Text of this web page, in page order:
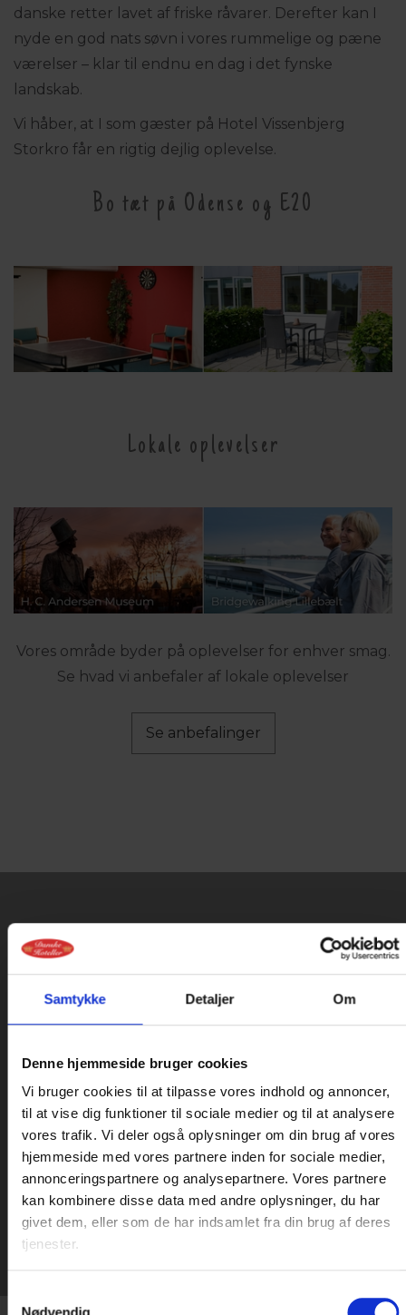
Samtykke Detaljer Om
Denne hjemmeside bruger cookies
Vi bruger cookies til at tilpasse vores indhold og annoncer,
til at vise dig funktioner til sociale medier og til at analysere
vores trafik. Vi deler også oplysninger om din brug af vores
hjemmeside med vores partnere inden for sociale medier,
annonceringspartnere og analysepartnere. Vores partnere
kan kombinere disse data med andre oplysninger, du har
givet dem, eller som de har indsamlet fra din brug af deres
tjenester.
Nødvendig
danske retter lavet af friske råvarer. Derefter kan I
nyde en god nats søvn i vores rummelige og pæne
værelser – klar til endnu en dag i det fynske
landskab.
Vi håber, at I som gæster på Hotel Vissenbjerg
Storkro får en rigtig dejlig oplevelse.
Bo tæt på Odense og E20
Lokale oplevelser
Vores område byder på oplevelser for enhver smag.
Se hvad vi anbefaler af lokale oplevelser
Se anbefalinger
RING MIG OP
Udfyld formularen så vender vi tilbage
hurtigst muligt